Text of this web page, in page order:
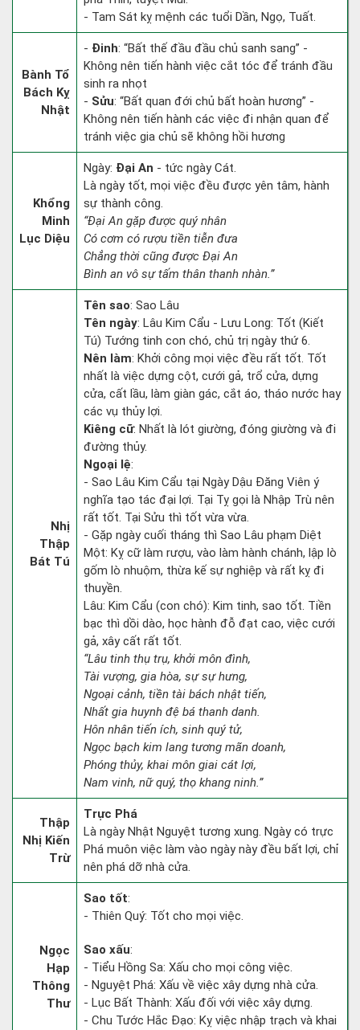
- Tam Sát kỵ mệnh các tuổi Dần, Ngọ, Tuất.
Bành Tổ
Bách Kỵ
Nhật
- Đinh: “Bất thế đầu đầu chủ sanh sang” -
Không nên tiến hành việc cắt tóc để tránh đầu
sinh ra nhọt
- Sửu: “Bất quan đới chủ bất hoàn hương” -
Không nên tiến hành các việc đi nhận quan để
tránh việc gia chủ sẽ không hồi hương
Khổng
Minh
Lục Diệu
Ngày: Đại An - tức ngày Cát.
Là ngày tốt, mọi việc đều được yên tâm, hành
sự thành công.
“Đại An gặp được quý nhân
Có cơm có rượu tiền tiễn đưa
Chẳng thời cũng được Đại An
Bình an vô sự tấm thân thanh nhàn.”
Nhị
Thập
Bát Tú
Tên sao: Sao Lâu
Tên ngày: Lâu Kim Cẩu - Lưu Long: Tốt (Kiết
Tú) Tướng tinh con chó, chủ trị ngày thứ 6.
Nên làm: Khởi công mọi việc đều rất tốt. Tốt
nhất là việc dựng cột, cưới gả, trổ cửa, dựng
cửa, cất lầu, làm giàn gác, cắt áo, tháo nước hay
các vụ thủy lợi.
Kiêng cữ: Nhất là lót giường, đóng giường và đi
đường thủy.
Ngoại lệ:
- Sao Lâu Kim Cẩu tại Ngày Dậu Đăng Viên ý
nghĩa tạo tác đại lợi. Tại Tỵ gọi là Nhập Trù nên
rất tốt. Tại Sửu thì tốt vừa vừa.
- Gặp ngày cuối tháng thì Sao Lâu phạm Diệt
Một: Kỵ cữ làm rượu, vào làm hành chánh, lập lò
gốm lò nhuộm, thừa kế sự nghiệp và rất kỵ đi
thuyền.
Lâu: Kim Cẩu (con chó): Kim tinh, sao tốt. Tiền
bạc thì dồi dào, học hành đỗ đạt cao, việc cưới
gả, xây cất rất tốt.
“Lâu tinh thụ trụ, khởi môn đình,
Tài vượng, gia hòa, sự sự hưng,
Ngoại cảnh, tiền tài bách nhật tiến,
Nhất gia huynh đệ bá thanh danh.
Hôn nhân tiến ích, sinh quý tử,
Ngọc bạch kim lang tương mãn doanh,
Phóng thủy, khai môn giai cát lợi,
Nam vinh, nữ quý, thọ khang ninh.”
Thập
Nhị Kiến
Trừ
Trực Phá
Là ngày Nhật Nguyệt tương xung. Ngày có trực
Phá muôn việc làm vào ngày này đều bất lợi, chỉ
nên phá dỡ nhà cửa.
Ngọc
Hạp
Thông
Thư
Sao tốt:
- Thiên Quý: Tốt cho mọi việc.
Sao xấu:
- Tiểu Hồng Sa: Xấu cho mọi công việc.
- Nguyệt Phá: Xấu về việc xây dựng nhà cửa.
- Lục Bất Thành: Xấu đối với việc xây dựng.
- Chu Tước Hắc Đạo: Kỵ việc nhập trạch và khai